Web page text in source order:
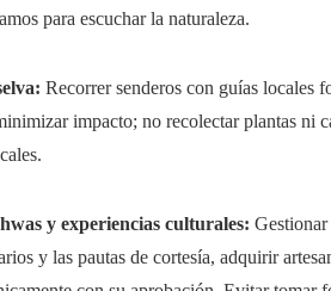
para escuchar la naturaleza.
Recorrer senderos con guías locales
impacto; no recolectar plantas ni
y experiencias culturales:
y las pautas de cortesía, adquirir